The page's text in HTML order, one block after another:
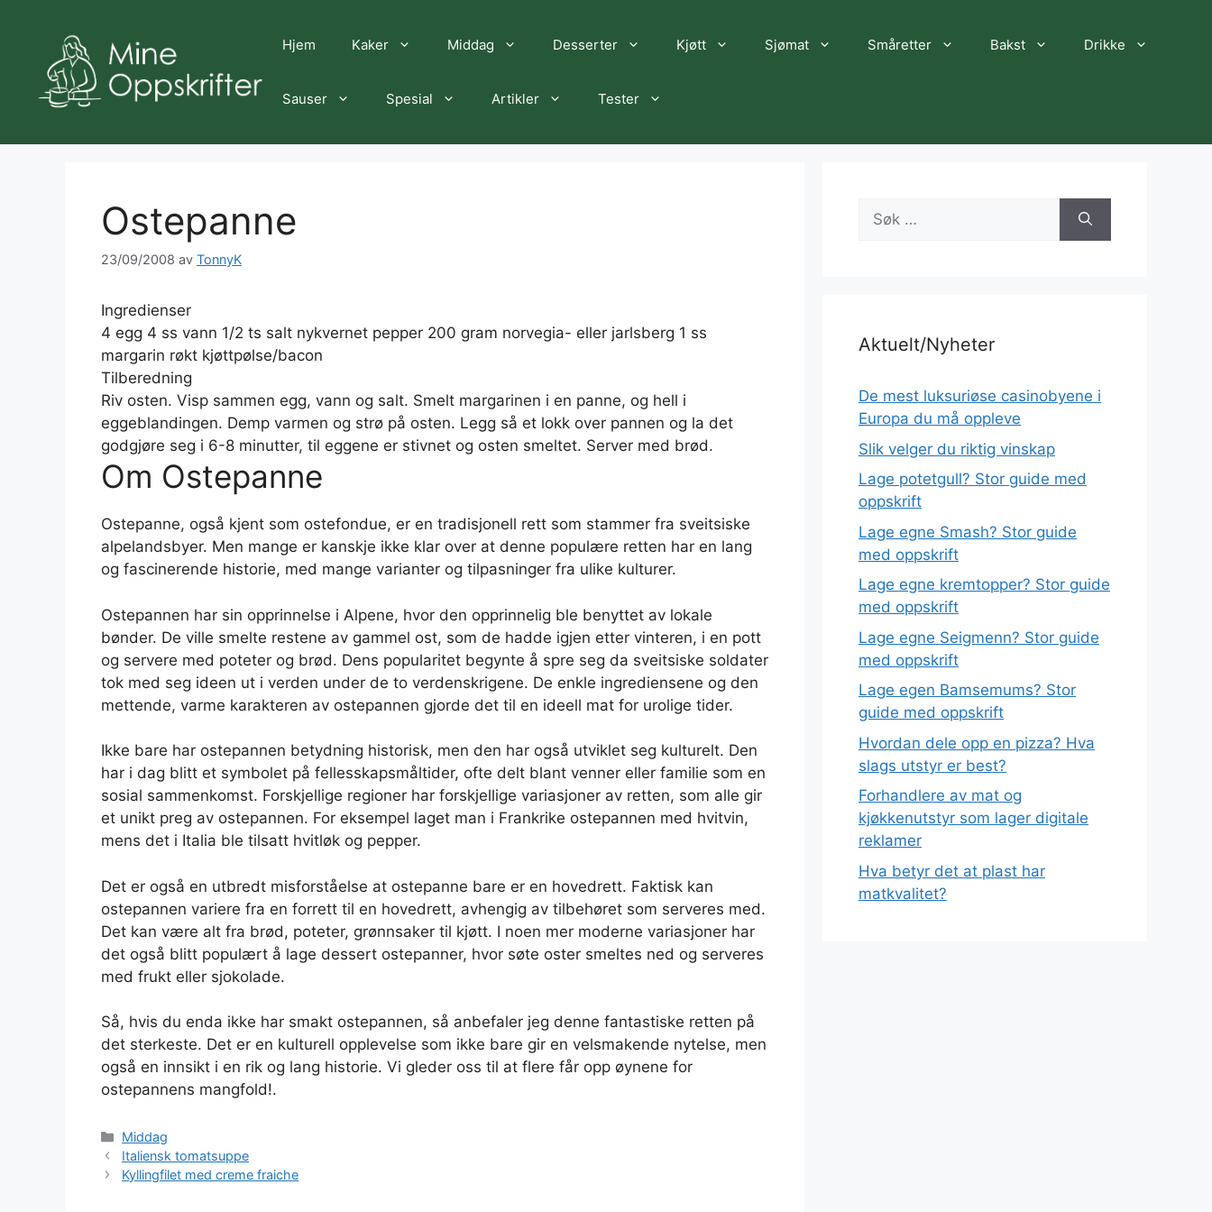
Hjem Kaker Middag Desserter Kjøtt Sjømat Småretter Bakst Drikke
Sauser Spesial Artikler Tester
Ostepanne
23/09/2008 av TonnyK
Ingredienser
4 egg 4 ss vann 1/2 ts salt nykvernet pepper 200 gram norvegia- eller jarlsberg 1 ss
margarin røkt kjøttpølse/bacon
Tilberedning
Riv osten. Visp sammen egg, vann og salt. Smelt margarinen i en panne, og hell i
eggeblandingen. Demp varmen og strø på osten. Legg så et lokk over pannen og la det
godgjøre seg i 6-8 minutter, til eggene er stivnet og osten smeltet. Server med brød.
Om Ostepanne
Ostepanne, også kjent som ostefondue, er en tradisjonell rett som stammer fra sveitsiske
alpelandsbyer. Men mange er kanskje ikke klar over at denne populære retten har en lang
og fascinerende historie, med mange varianter og tilpasninger fra ulike kulturer.
Ostepannen har sin opprinnelse i Alpene, hvor den opprinnelig ble benyttet av lokale
bønder. De ville smelte restene av gammel ost, som de hadde igjen etter vinteren, i en pott
og servere med poteter og brød. Dens popularitet begynte å spre seg da sveitsiske soldater
tok med seg ideen ut i verden under de to verdenskrigene. De enkle ingrediensene og den
mettende, varme karakteren av ostepannen gjorde det til en ideell mat for urolige tider.
Ikke bare har ostepannen betydning historisk, men den har også utviklet seg kulturelt. Den
har i dag blitt et symbolet på fellesskapsmåltider, ofte delt blant venner eller familie som en
sosial sammenkomst. Forskjellige regioner har forskjellige variasjoner av retten, som alle gir
et unikt preg av ostepannen. For eksempel laget man i Frankrike ostepannen med hvitvin,
mens det i Italia ble tilsatt hvitløk og pepper.
Det er også en utbredt misforståelse at ostepanne bare er en hovedrett. Faktisk kan
ostepannen variere fra en forrett til en hovedrett, avhengig av tilbehøret som serveres med.
Det kan være alt fra brød, poteter, grønnsaker til kjøtt. I noen mer moderne variasjoner har
det også blitt populært å lage dessert ostepanner, hvor søte oster smeltes ned og serveres
med frukt eller sjokolade.
Så, hvis du enda ikke har smakt ostepannen, så anbefaler jeg denne fantastiske retten på
det sterkeste. Det er en kulturell opplevelse som ikke bare gir en velsmakende nytelse, men
også en innsikt i en rik og lang historie. Vi gleder oss til at flere får opp øynene for
ostepannens mangfold!.
Kategorier
Middag
Italiensk tomatsuppe
Kyllingfilet med creme fraiche
Søk
etter:
Aktuelt/Nyheter
De mest luksuriøse casinobyene i
Europa du må oppleve
Slik velger du riktig vinskap
Lage potetgull? Stor guide med
oppskrift
Lage egne Smash? Stor guide
med oppskrift
Lage egne kremtopper? Stor guide
med oppskrift
Lage egne Seigmenn? Stor guide
med oppskrift
Lage egen Bamsemums? Stor
guide med oppskrift
Hvordan dele opp en pizza? Hva
slags utstyr er best?
Forhandlere av mat og
kjøkkenutstyr som lager digitale
reklamer
Hva betyr det at plast har
matkvalitet?